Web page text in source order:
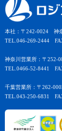
本社：〒242-0024 神
TEL.046-269-2444
神奈川営業所：〒252-
TEL.0466-52-8441
千葉営業所：〒262-
TEL.043-250-6831